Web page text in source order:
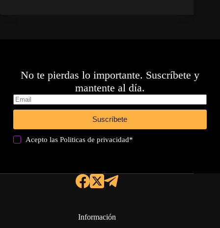
No te pierdas lo importante. Suscríbete y
mantente al día.
Suscríbete
Acepto lasPoliticas de privacidad*
Información